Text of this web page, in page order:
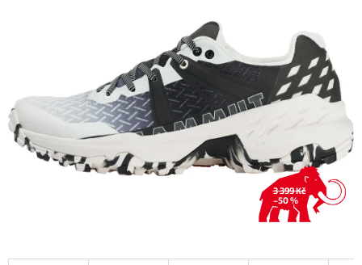
3 399 Kč
–50 %